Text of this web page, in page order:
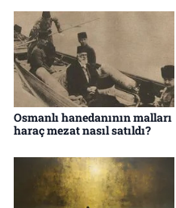
Osmanlı hanedanının malları
haraç mezat nasıl satıldı?